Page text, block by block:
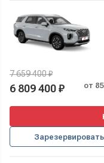
7 659 400 ₽
6 809 400 ₽ от
Зарезервировать